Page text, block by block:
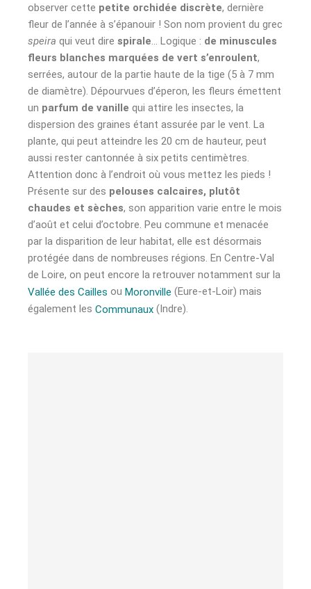
observer cette petite orchidée discrète, dernière
fleur de l’année à s’épanouir ! Son nom provient du grec
speira qui veut dire spirale… Logique : de minuscules
fleurs blanches marquées de vert s’enroulent,
serrées, autour de la partie haute de la tige (5 à 7 mm
de diamètre). Dépourvues d’éperon, les fleurs émettent
un parfum de vanille qui attire les insectes, la
dispersion des graines étant assurée par le vent. La
plante, qui peut atteindre les 20 cm de hauteur, peut
aussi rester cantonnée à six petits centimètres.
Attention donc à l’endroit où vous mettez les pieds !
Présente sur des pelouses calcaires, plutôt
chaudes et sèches, son apparition varie entre le mois
d’août et celui d’octobre. Peu commune et menacée
par la disparition de leur habitat, elle est désormais
protégée dans de nombreuses régions. En Centre-Val
de Loire, on peut encore la retrouver notamment sur la
Vallée des Cailles ou Moronville (Eure-et-Loir) mais
également les Communaux (Indre).